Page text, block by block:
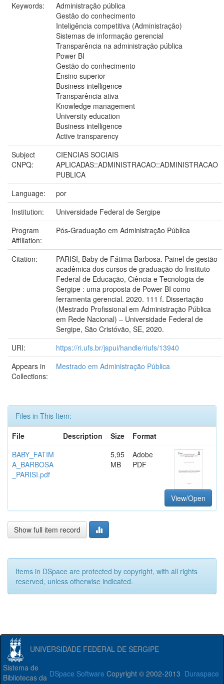
Keywords:
Administração pública
Gestão do conhecimento
Inteligência competitiva (Administração)
Sistemas de informação gerencial
Transparência na administração pública
Power BI
Gestão do conhecimento
Ensino superior
Business intelligence
Transparência ativa
Knowledge management
University education
Business intelligence
Active transparency
Subject
CNPQ:
CIENCIAS SOCIAIS
APLICADAS::ADMINISTRACAO::ADMINISTRACAO
PUBLICA
Language:
por
Institution:
Universidade Federal de Sergipe
Program
Affiliation:
Pós-Graduação em Administração Pública
Citation:
PARISI, Baby de Fátima Barbosa. Painel de gestão
acadêmica dos cursos de graduação do Instituto
Federal de Educação, Ciência e Tecnologia de
Sergipe : uma proposta de Power BI como
ferramenta gerencial. 2020. 111 f. Dissertação
(Mestrado Profissional em Administração Pública
em Rede Nacional) – Universidade Federal de
Sergipe, São Cristóvão, SE, 2020.
URI:
https://ri.ufs.br/jspui/handle/riufs/13940
Appears in
Collections:
Mestrado em Administração Pública
Files in This Item:
File
Description Size
Format
BABY_FATIM
A_BARBOSA
_PARISI.pdf
5,95
MB
Adobe
PDF
View/Open
Show full item record
Items in DSpace are protected by copyright, with all rights
reserved, unless otherwise indicated.
UNIVERSIDADE FEDERAL DE SERGIPE
DSpace Software Copyright © 2002-2013 Duraspace
Sistema de
Bibliotecas da